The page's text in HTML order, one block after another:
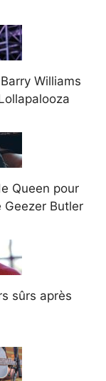
Williams
Queen pour
Geezer Butler
sûrs après